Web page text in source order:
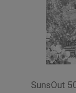
SunsOut